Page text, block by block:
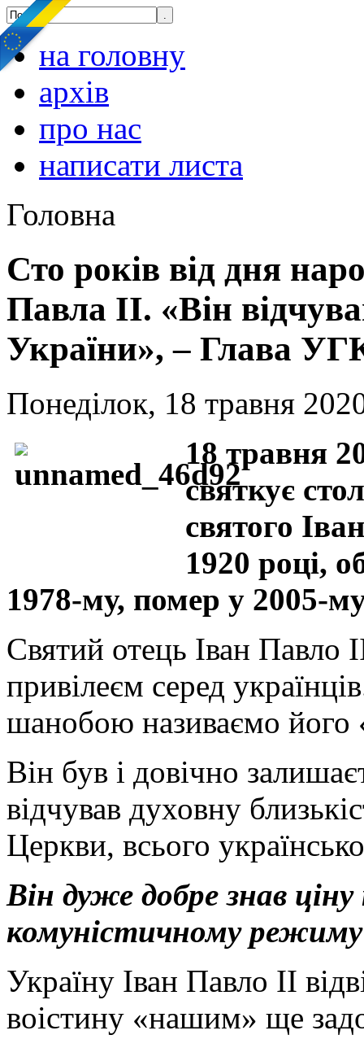
на головну
архів
про нас
написати листа
Головна
Сто років від дня
Павла ІІ. «Він
України», – Глава
Понеділок, 18 травня
18 травня
святкує
святого
1920 році,
1978-му, помер у 2005-
Святий отець Іван Павло
привілеєм серед
шанобою називаємо його
Він був і довічно
відчував духовну
Церкви, всього
Він дуже добре знав
комуністичному режиму
Україну Іван Павло ІІ
воістину «нашим» ще